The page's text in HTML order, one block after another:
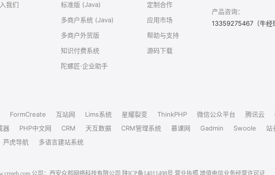
我们
标准版 (Java)
多商户系统 (Java)
多商户外贸版
知识付费系统
陀螺匠·企业助手
定制合作
应用市场
帮助与支持
源码下载
产品咨询：
13359275467（牛经
FormCreate 互站网 Lims系统 星耀裂变 ThinkPHP 微信公众平台 腾讯云
器
PHP中文网 CRM 天互数据 CRM管理系统 慕课网 Gadmin Swoole 站
芦虎导航
多语言建站系统
公司：西安众邦网络科技有限公司 陕ICP备14011498号 营业执照 增值电信业务经营许可证